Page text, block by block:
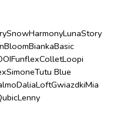
SnowHarmonyLunaStory
BloomBiankaBasic
FunflexColletLoopi
SimoneTutu Blue
DaliaLoftGwiazdkiMia
Lenny